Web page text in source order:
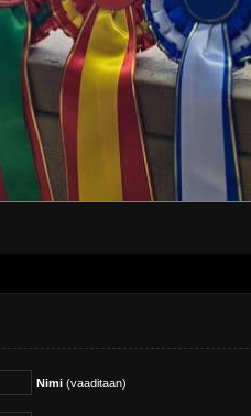
Nimi (vaaditaan)